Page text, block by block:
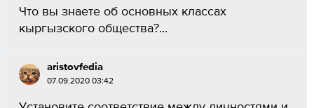
Что вы знаете об основных классах
кыргызского общества?...
aristovfedia
07.09.2020 03:42